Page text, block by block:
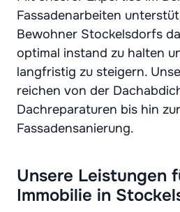
Fassadenarbeiten
Bewohner Stockelsdorfs
optimal instand zu halten
langfristig zu steigern.
reichen von der
Dachreparaturen bis hin zur
Fassadensanierung.
Unsere Leistungen
Immobilie in